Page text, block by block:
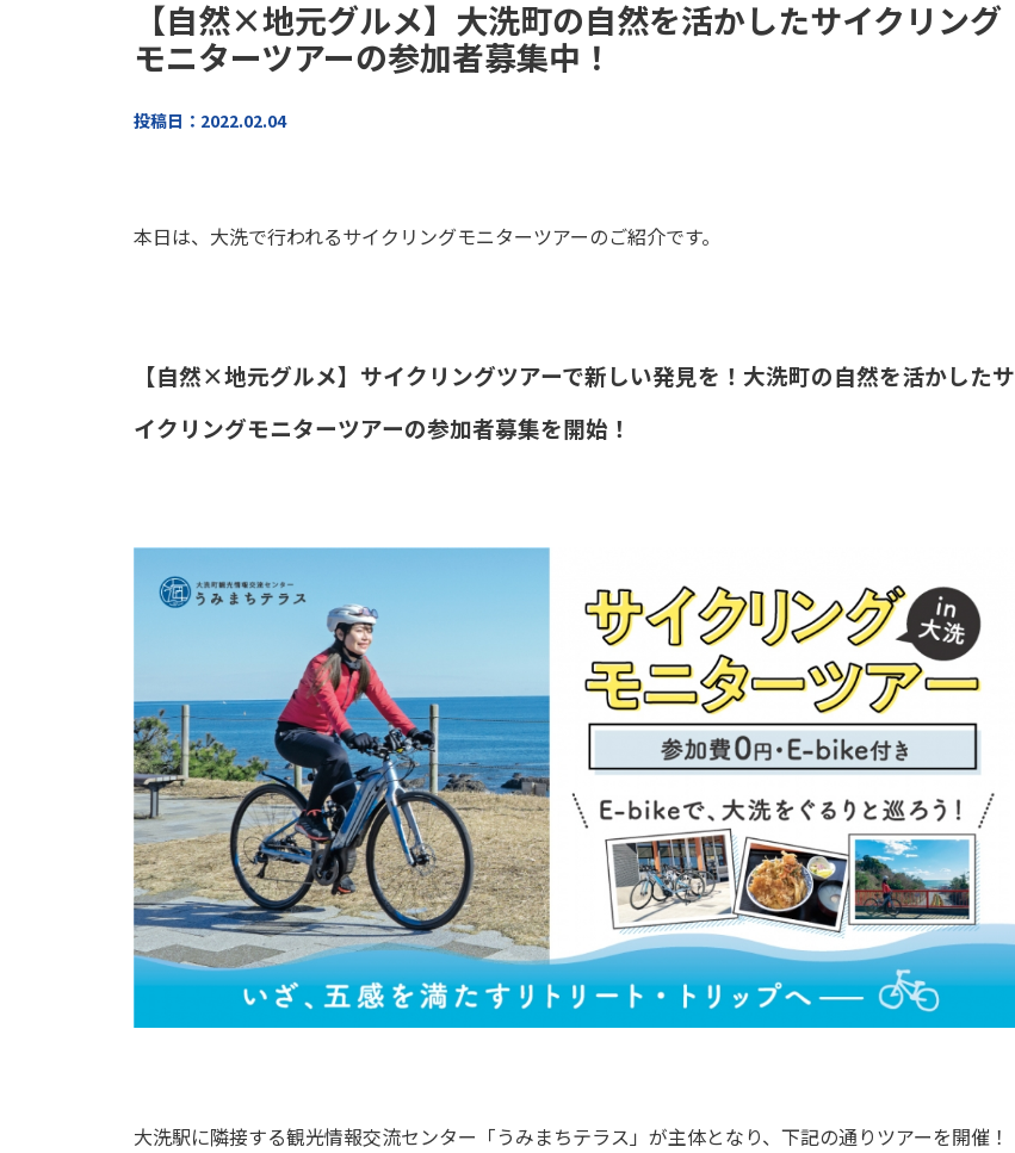
【自然×地元グルメ】大洗町の自然を活かしたサイクリング
モニターツアーの参加者募集中！
投稿日：2022.02.04
本日は、大洗で行われるサイクリングモニターツアーのご紹介です。
【自然×地元グルメ】サイクリングツアーで新しい発見を！大洗町の自然を活かしたサ
イクリングモニターツアーの参加者募集を開始！
大洗駅に隣接する観光情報交流センター「うみまちテラス」が主体となり、下記の通りツアーを開催！